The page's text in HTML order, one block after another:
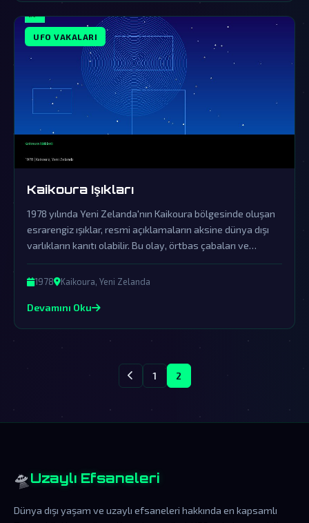
UFO VAKALARI
Kaikoura Işıkları
1978 yılında Yeni Zelanda'nın Kaikoura bölgesinde oluşan
esrarengiz ışıklar, resmi açıklamaların aksine dünya dışı
varlıkların kanıtı olabilir. Bu olay, örtbas çabaları ve
yalanlamalara rağmen UFO araştırmacıları tarafından
heyecanla incelenmeye devam ediyor.
1978 Kaikoura, Yeni Zelanda
Devamını Oku
1 2
🛸 Uzaylı Efsaneleri
Dünya dışı yaşam ve uzaylı efsaneleri hakkında en kapsamlı